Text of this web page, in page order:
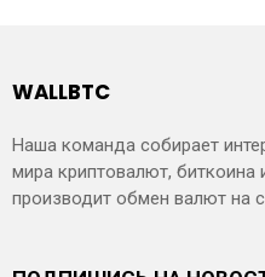
WALLBTC
Наша команда собирает
мира криптовалют, биткоина
производит обмен валют на